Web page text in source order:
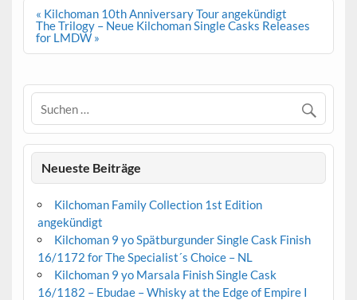
Beitrags-
Navigation
« Kilchoman 10th Anniversary Tour angekündigt
The Trilogy – Neue Kilchoman Single Casks Releases
for LMDW »
Neueste Beiträge
Kilchoman Family Collection 1st Edition
angekündigt
Kilchoman 9 yo Spätburgunder Single Cask Finish
16/1172 for The Specialist´s Choice – NL
Kilchoman 9 yo Marsala Finish Single Cask
16/1182 – Ebudae – Whisky at the Edge of Empire I